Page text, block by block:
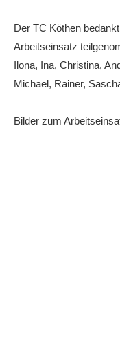
4-Städte-Turnier
Unternehmer-Cup
5.
Der TC Köthen
Arbeitseinsatz
Ilona, Ina, Christina,
Michael, Rainer,
Bilder zum